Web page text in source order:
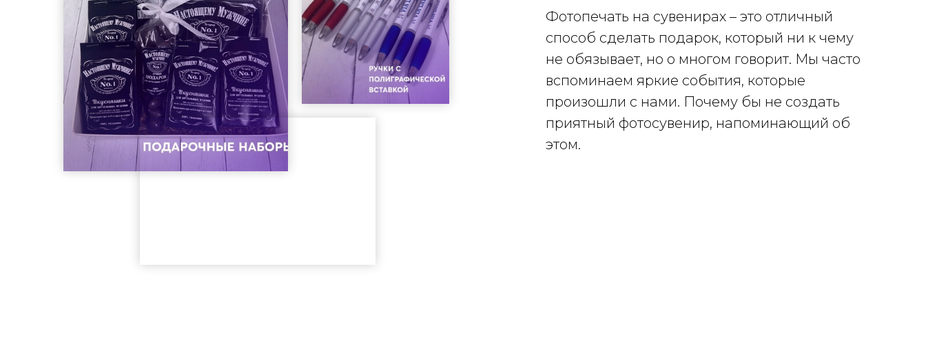
Фотопечать на сувенирах – это отличный
способ сделать подарок, который ни к чему
не обязывает, но о многом говорит. Мы часто
вспоминаем яркие события, которые
произошли с нами. Почему бы не создать
приятный фотосувенир, напоминающий об
этом.